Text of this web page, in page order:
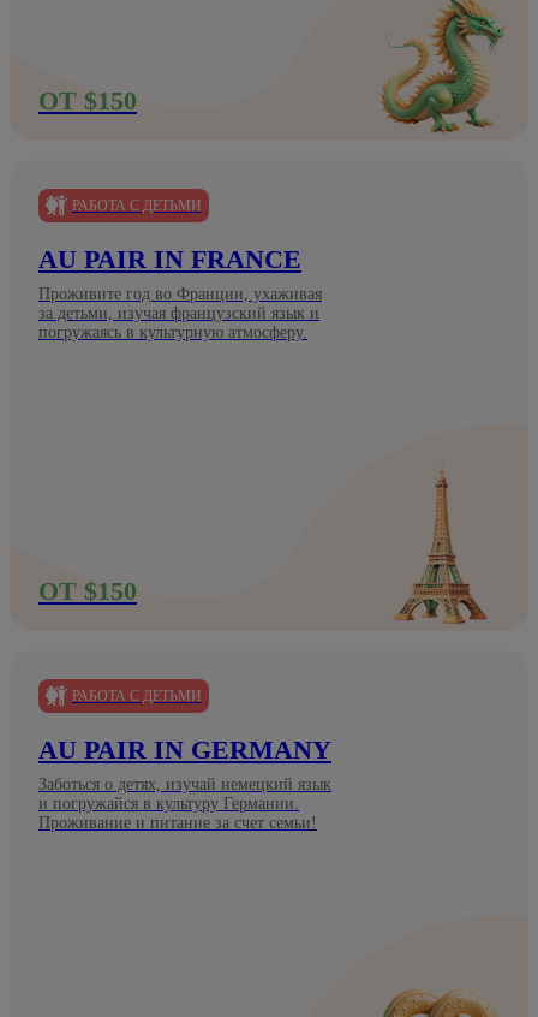
ОТ $150
РАБОТА С ДЕТЬМИ
AU PAIR IN FRANCE
Проживите год во Франции, ухаживая
за детьми, изучая французский язык и
погружаясь в культурную атмосферу.
ОТ $150
РАБОТА С ДЕТЬМИ
AU PAIR IN GERMANY
Заботься о детях, изучай немецкий язык
и погружайся в культуру Германии.
Проживание и питание за счет семьи!